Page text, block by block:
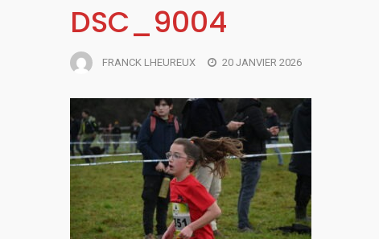
DSC_9004
FRANCK LHEUREUX 20 JANVIER 2026